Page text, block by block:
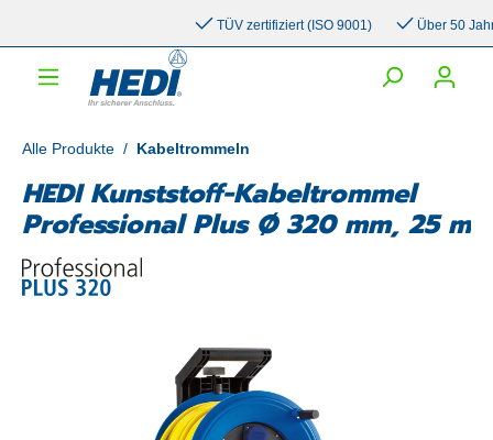
TÜV zertifiziert (ISO 9001) Über 50 Jahre
Alle Produkte / Kabeltrommeln
HEDI Kunststoff-Kabeltrommel
Professional Plus Ø 320 mm, 25 m